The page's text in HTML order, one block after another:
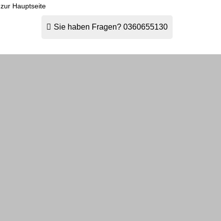
Hauptseite
Sie haben Fragen? 0360655130